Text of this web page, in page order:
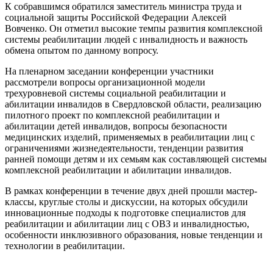
К собравшимся обратился заместитель министра труда и
социальной защиты Российской Федерации Алексей
Вовченко. Он отметил высокие темпы развития комплексной
системы реабилитации людей с инвалидность и важность
обмена опытом по данному вопросу.
На пленарном заседании конференции участники
рассмотрели вопросы организационной модели
трехуровневой системы социальной реабилитации и
абилитации инвалидов в Свердловской области, реализацию
пилотного проект по комплексной реабилитации и
абилитации детей инвалидов, вопросы безопасности
медицинских изделий, применяемых в реабилитации лиц с
ограничениями жизнедеятельности, тенденции развития
ранней помощи детям и их семьям как составляющей системы
комплексной реабилитации и абилитации инвалидов.
В рамках конференции в течение двух дней прошли мастер-
классы, круглые столы и дискуссии, на которых обсудили
инновационные подходы к подготовке специалистов для
реабилитации и абилитации лиц с ОВЗ и инвалидностью,
особенности инклюзивного образования, новые тенденции и
технологии в реабилитации.